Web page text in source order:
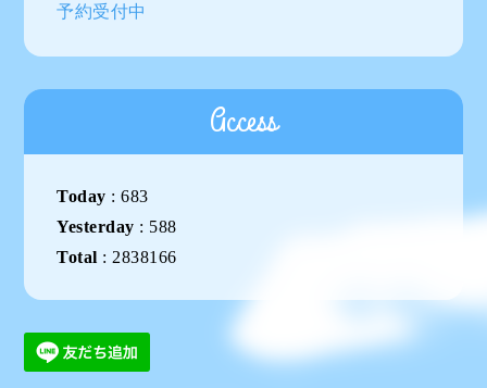
予約受付中
Access
Today :683
Yesterday : 588
Total : 2838166